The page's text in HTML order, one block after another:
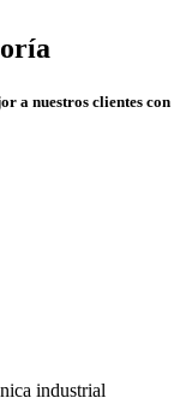
a nuestros clientes con
industrial